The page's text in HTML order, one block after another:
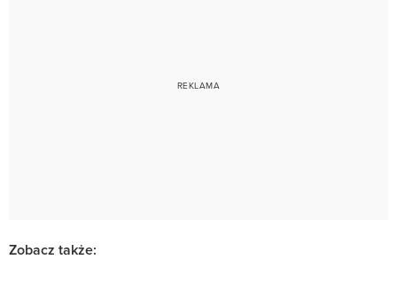
Zobacz także: